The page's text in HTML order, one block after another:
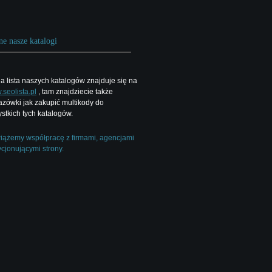
nasze katalogi
lista naszych katalogów znajduje się na
, tam znajdziecie także
jak zakupić multikody do
tych katalogów.
współpracę z firmami, agencjami
strony.